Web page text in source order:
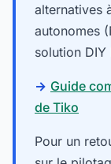
alternatives
autonomes
solution DIY
→ Guide
de Tiko
Pour un